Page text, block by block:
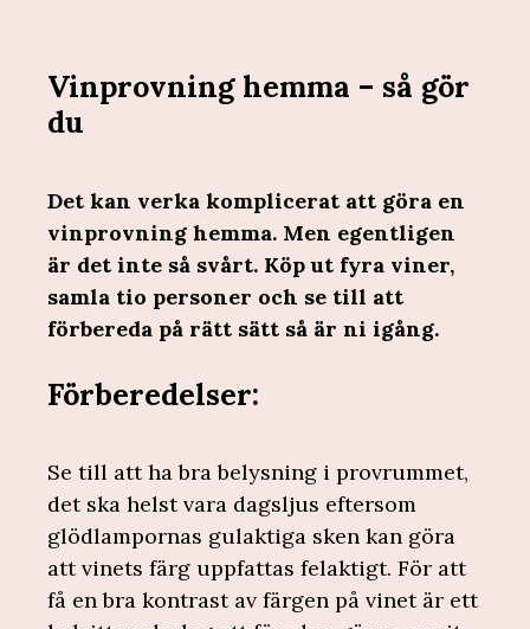
Vinprovning hemma – så gör
du
Det kan verka komplicerat att göra en
vinprovning hemma. Men egentligen
är det inte så svårt. Köp ut fyra viner,
samla tio personer och se till att
förbereda på rätt sätt så är ni igång.
Förberedelser:
Se till att ha bra belysning i provrummet,
det ska helst vara dagsljus eftersom
glödlampornas gulaktiga sken kan göra
att vinets färg uppfattas felaktigt. För att
få en bra kontrast av färgen på vinet är ett